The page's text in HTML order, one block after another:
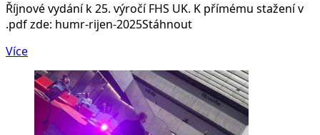
Říjnové vydání k 25. výročí FHS UK. K přímému stažení v
.pdf zde: humr-rijen-2025Stáhnout
Více